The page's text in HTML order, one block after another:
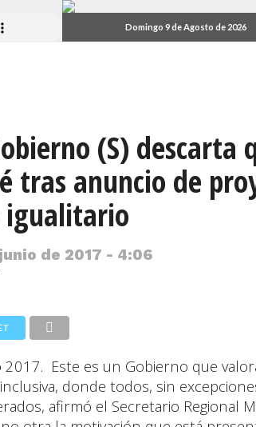
Domingo 9 de Agosto de 2026
(S) descarta
tras anuncio de
de 2017 - 4:06
Este es un Gobierno que
donde todos, sin
afirmó el Secretario Regional